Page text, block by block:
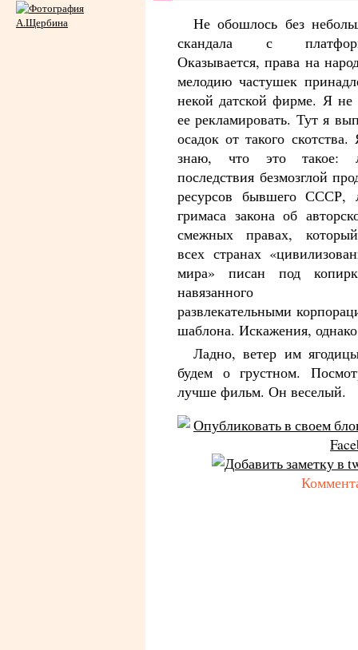
Не обошлось без
скандала с
Оказывается, права на
мелодию частушек
некой датской фирме. Я не
ее рекламировать. Тут я
осадок от такого
знаю, что это такое:
последствия безмозглой
ресурсов бывшего СССР,
гримаса закона об
смежных правах,
всех странах
мира» писан под
навязанного
развлекательными
шаблона. Искажения,
Ладно, ветер им
будем о грустном.
лучше фильм. Он веселый.